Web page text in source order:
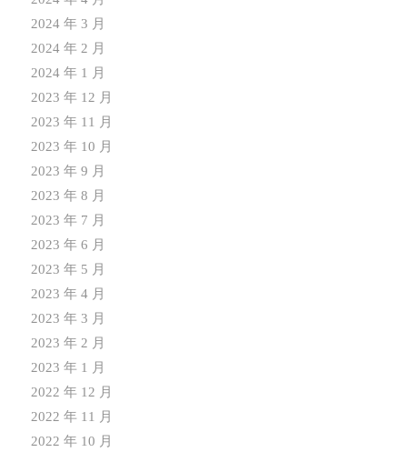
2024 年 3 月
2024 年 2 月
2024 年 1 月
2023 年 12 月
2023 年 11 月
2023 年 10 月
2023 年 9 月
2023 年 8 月
2023 年 7 月
2023 年 6 月
2023 年 5 月
2023 年 4 月
2023 年 3 月
2023 年 2 月
2023 年 1 月
2022 年 12 月
2022 年 11 月
2022 年 10 月